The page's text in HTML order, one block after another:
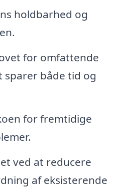
holdbarhed og
for omfattende
sparer både tid og
for fremtidige
ved at reducere
af eksisterende